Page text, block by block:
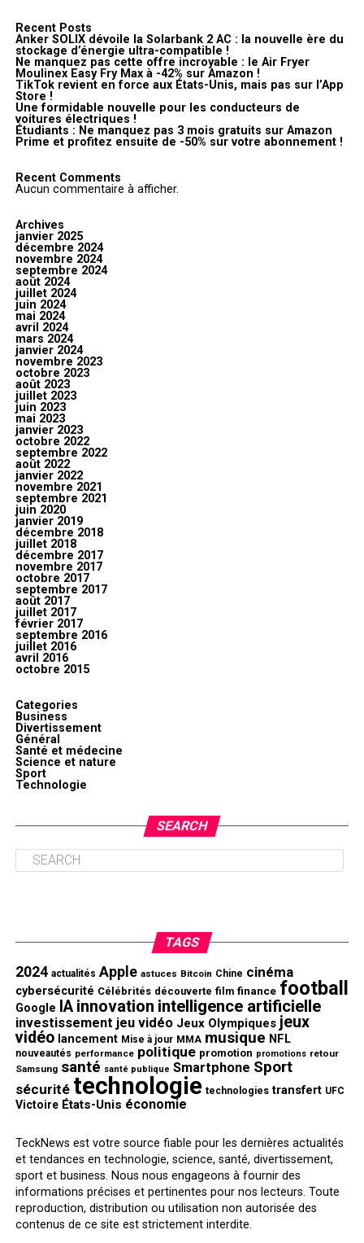
Recent Posts
Anker SOLIX dévoile la Solarbank 2 AC : la nouvelle ère du
stockage d’énergie ultra-compatible !
Ne manquez pas cette offre incroyable : le Air Fryer
Moulinex Easy Fry Max à -42% sur Amazon !
TikTok revient en force aux États-Unis, mais pas sur l’App
Store !
Une formidable nouvelle pour les conducteurs de
voitures électriques !
Étudiants : Ne manquez pas 3 mois gratuits sur Amazon
Prime et profitez ensuite de -50% sur votre abonnement !
Recent Comments
Aucun commentaire à afficher.
Archives
janvier 2025
décembre 2024
novembre 2024
septembre 2024
août 2024
juillet 2024
juin 2024
mai 2024
avril 2024
mars 2024
janvier 2024
novembre 2023
octobre 2023
août 2023
juillet 2023
juin 2023
mai 2023
janvier 2023
octobre 2022
septembre 2022
août 2022
janvier 2022
novembre 2021
septembre 2021
juin 2020
janvier 2019
décembre 2018
juillet 2018
décembre 2017
novembre 2017
octobre 2017
septembre 2017
août 2017
juillet 2017
février 2017
septembre 2016
juillet 2016
avril 2016
octobre 2015
Categories
Business
Divertissement
Général
Santé et médecine
Science et nature
Sport
Technologie
SEARCH
TAGS
2024 actualités Apple astuces Bitcoin Chine cinéma
cybersécurité Célébrités découverte film finance football
Google IA innovation intelligence artificielle
investissement jeu vidéo Jeux Olympiques jeux
vidéo lancement Mise à jour MMA musique NFL
nouveautés performance politique promotion promotions retour
Samsung santé santé publique Smartphone Sport
sécurité technologie technologies transfert UFC
Victoire États-Unis économie
TeckNews est votre source fiable pour les dernières actualités
et tendances en technologie, science, santé, divertissement,
sport et business. Nous nous engageons à fournir des
informations précises et pertinentes pour nos lecteurs. Toute
reproduction, distribution ou utilisation non autorisée des
contenus de ce site est strictement interdite.